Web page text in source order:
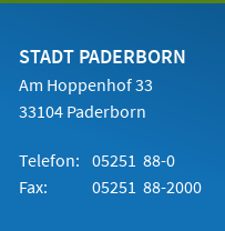
STADT PADERBORN
Am Hoppenhof 33
33104 Paderborn
Telefon: 05251 88-0
Fax:
05251 88-2000